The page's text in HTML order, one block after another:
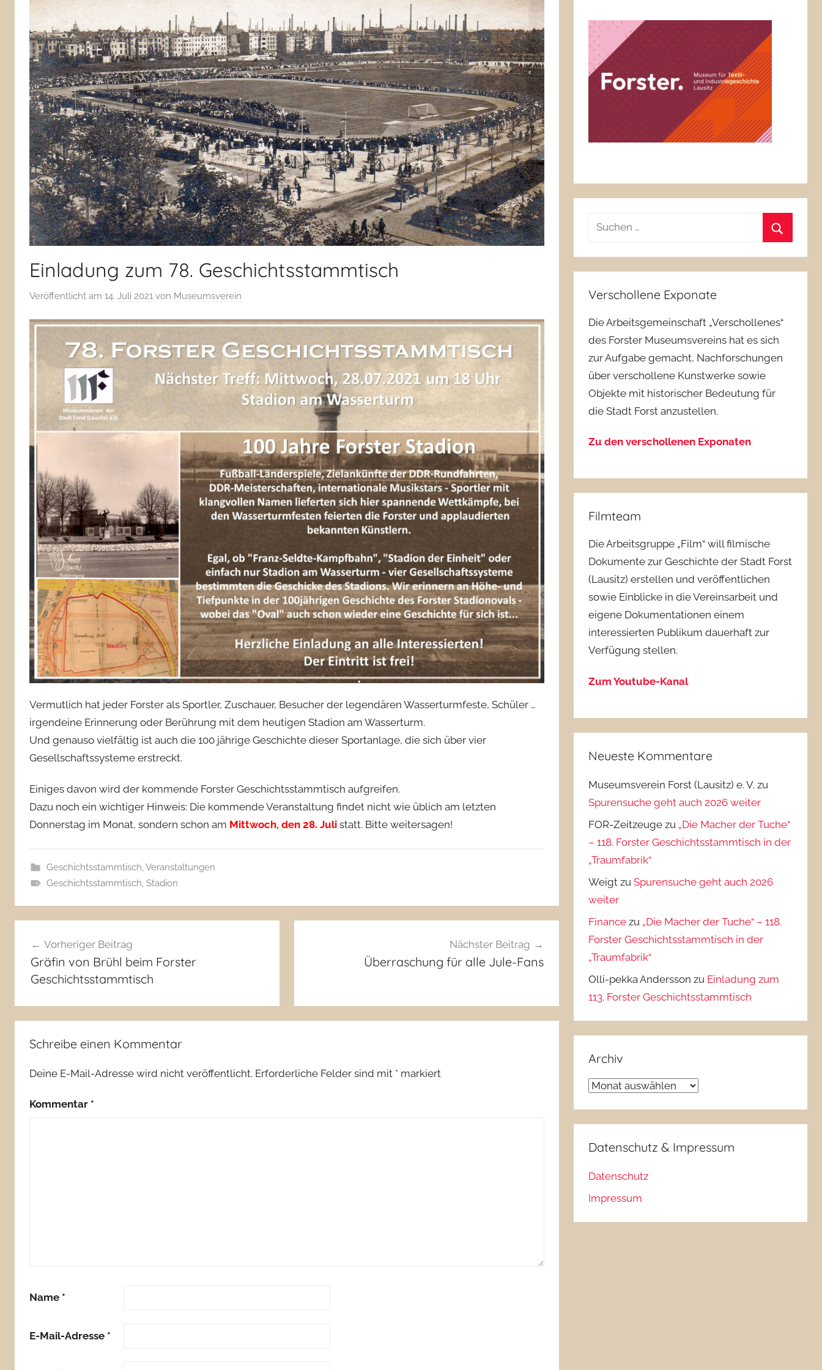
Einladung zum 78. Geschichtsstammtisch
Veröffentlicht am 14. Juli 2021 von Museumsverein
Vermutlich hat jeder Forster als Sportler, Zuschauer, Besucher der legendären Wasserturmfeste, Schüler …
irgendeine Erinnerung oder Berührung mit dem heutigen Stadion am Wasserturm.
Und genauso vielfältig ist auch die 100 jährige Geschichte dieser Sportanlage, die sich über vier
Gesellschaftssysteme erstreckt.
Einiges davon wird der kommende Forster Geschichtsstammtisch aufgreifen.
Dazu noch ein wichtiger Hinweis: Die kommende Veranstaltung findet nicht wie üblich am letzten
Donnerstag im Monat, sondern schon am Mittwoch, den 28. Juli statt. Bitte weitersagen!
Geschichtsstammtisch Veranstaltungen
Geschichtsstammtisch Stadion
Vorheriger Beitrag
Gräfin von Brühl beim Forster
Geschichtsstammtisch
Nächster Beitrag
Überraschung für alle Jule-Fans
Schreibe einen Kommentar
Deine E-Mail-Adresse wird nicht veröffentlicht. Erforderliche Felder sind mit * markiert
Kommentar *
Name *
E-Mail-Adresse *
Suchen
Verschollene Exponate
Die Arbeitsgemeinschaft „Verschollenes“
des Forster Museumsvereins hat es sich
zur Aufgabe gemacht, Nachforschungen
über verschollene Kunstwerke sowie
Objekte mit historischer Bedeutung für
die Stadt Forst anzustellen.
Zu den verschollenen Exponaten
Filmteam
Die Arbeitsgruppe „Film“ will filmische
Dokumente zur Geschichte der Stadt Forst
(Lausitz) erstellen und veröffentlichen
sowie Einblicke in die Vereinsarbeit und
eigene Dokumentationen einem
interessierten Publikum dauerhaft zur
Verfügung stellen.
Zum Youtube-Kanal
Neueste Kommentare
Museumsverein Forst (Lausitz) e. V. zu
Spurensuche geht auch 2026 weiter
FOR-Zeitzeuge zu „Die Macher der Tuche“
– 118. Forster Geschichtsstammtisch in der
„Traumfabrik“
Weigt zuSpurensuche geht auch 2026
weiter
Finance zu „Die Macher der Tuche“ – 118.
Forster Geschichtsstammtisch in der
„Traumfabrik“
Olli-pekka Andersson zu Einladung zum
113. Forster Geschichtsstammtisch
Archiv
Archiv
Datenschutz & Impressum
Datenschutz
Impressum